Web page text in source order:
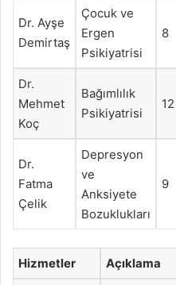
Dr. Ayşe
Demirtaş
Çocuk ve
Ergen
Psikiyatrisi
8
Dr.
Mehmet
Koç
Bağımlılık
Psikiyatrisi
12
Dr.
Fatma
Çelik
Depresyon
ve
Anksiyete
Bozuklukları
9
Hizmetler Açıklama